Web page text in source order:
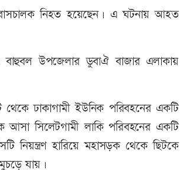
বাসচালক নিহত হয়েছেন। এ ঘটনায় আহত
উপজেলার ডুবাঐ বাজার এলাকায়
ঢাকাগামী ইউনিক পরিবহনের একটি
আসা সিলেটগামী লাকি পরিবহনের একটি
নিয়ন্ত্রণ হারিয়ে মহাসড়ক থেকে ছিটকে
যায়।